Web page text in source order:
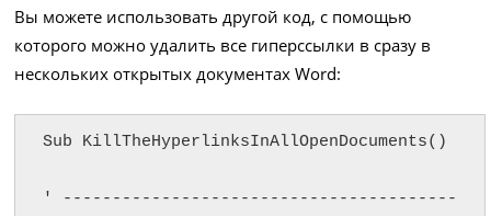
Вы можете использовать другой код, с помощью
которого можно удалить все гиперссылки в сразу в
нескольких открытых документах Word:
Sub KillTheHyperlinksInAllOpenDocuments()
' ----------------------------------------